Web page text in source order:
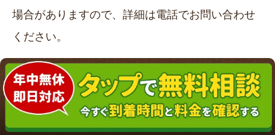
場合がありますので、詳細は電話でお問い合わせ
ください。
人気の記事